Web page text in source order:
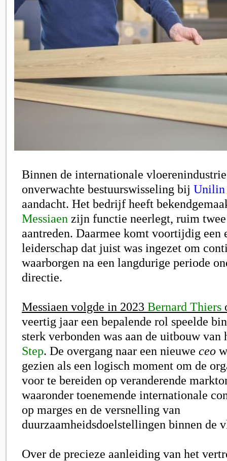
Binnen de internationale
onverwachte bestuurswisseling bij Unilin
aandacht. Het bedrijf heeft
Messiaen zijn functie neerlegt, ruim
aantreden. Daarmee komt voortijdig een
leiderschap dat juist was ingezet om
waarborgen na een langdurige periode
directie.
Messiaen volgde in 2023 Bernard Thiers
veertig jaar een bepalende rol speelde
sterk verbonden was aan de uitbouw
Step. De overgang naar een nieuwe ceo
gezien als een logisch moment om de
voor te bereiden op veranderende
waaronder toenemende internationale
op marges en de versnelling van
duurzaamheidsdoelstellingen binnen de
Over de precieze aanleiding van het